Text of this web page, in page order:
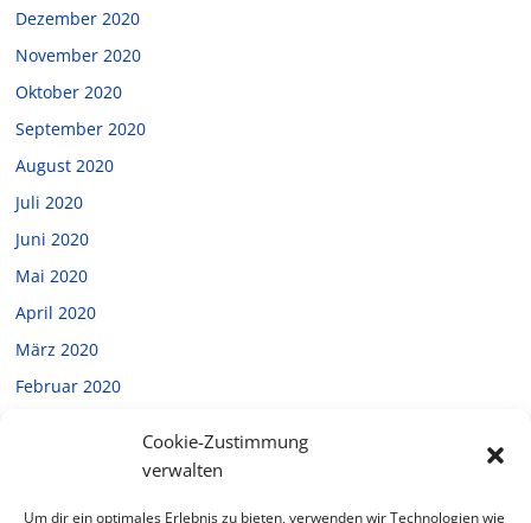
Cookie-Zustimmung
verwalten
Um dir ein optimales Erlebnis zu bieten, verwenden wir Technologien wie
Dezember 2020
November 2020
Oktober 2020
September 2020
August 2020
Juli 2020
Juni 2020
Mai 2020
April 2020
März 2020
Februar 2020